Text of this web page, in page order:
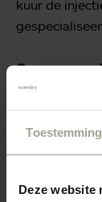
Toestemming
Deze website
kuur de
komende
Sensire en